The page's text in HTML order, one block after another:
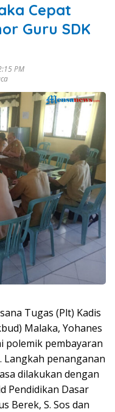
Cepat
Guru SDK
PM
Tugas (Plt) Kadis
Malaka, Yohanes
polemik pembayaran
Langkah penanganan
dilakukan dengan
Pendidikan Dasar
Berek, S. Sos dan